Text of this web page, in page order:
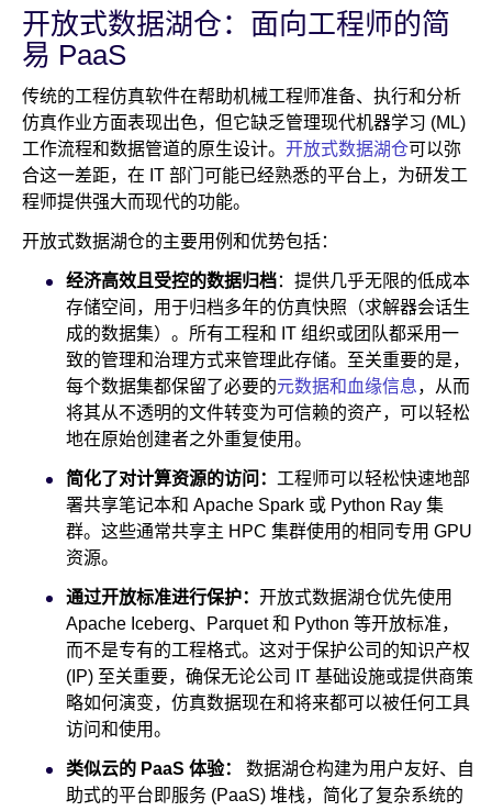
开放式数据湖仓：面向工程师的简
易 PaaS
传统的工程仿真软件在帮助机械工程师准备、执行和分析
仿真作业方面表现出色，但它缺乏管理现代机器学习 (ML)
工作流程和数据管道的原生设计。 开放式数据湖仓可以弥
合这一差距，在 IT 部门可能已经熟悉的平台上，为研发工
程师提供强大而现代的功能。
开放式数据湖仓的主要用例和优势包括：
经济高效且受控的数据归档：提供几乎无限的低成本
存储空间，用于归档多年的仿真快照（求解器会话生
成的数据集）。所有工程和 IT 组织或团队都采用一
致的管理和治理方式来管理此存储。至关重要的是，
每个数据集都保留了必要的元数据和血缘信息，从而
将其从不透明的文件转变为可信赖的资产，可以轻松
地在原始创建者之外重复使用。
简化了对计算资源的访问： 工程师可以轻松快速地部
署共享笔记本和 Apache Spark 或 Python Ray 集
群。这些通常共享主 HPC 集群使用的相同专用 GPU
资源。
通过开放标准进行保护： 开放式数据湖仓优先使用
Apache Iceberg、Parquet 和 Python 等开放标准，
而不是专有的工程格式。这对于保护公司的知识产权
(IP) 至关重要，确保无论公司 IT 基础设施或提供商策
略如何演变，仿真数据现在和将来都可以被任何工具
访问和使用。
类似云的 PaaS 体验： 数据湖仓构建为用户友好、自
助式的平台即服务 (PaaS) 堆栈，简化了复杂系统的